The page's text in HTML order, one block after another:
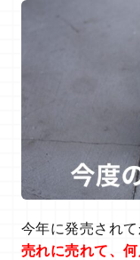
今年に発売されて
売れに売れて、